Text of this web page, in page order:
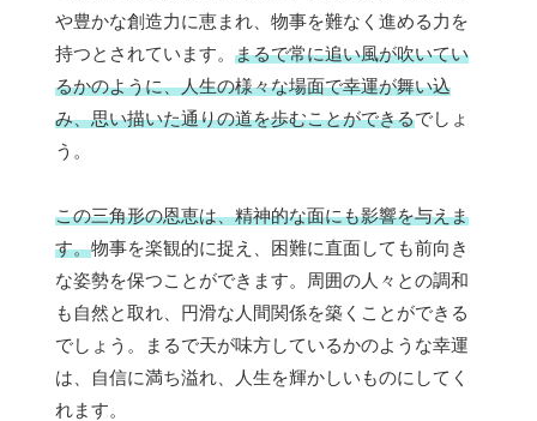
や豊かな創造力に恵まれ、物事を難なく進める力を
持つとされています。 まるで常に追い風が吹いてい
るかのように、人生の様々な場面で幸運が舞い込
み、思い描いた通りの道を歩むことができるでしょ
う。
この三角形の恩恵は、精神的な面にも影響を与えま
す。物事を楽観的に捉え、困難に直面しても前向き
な姿勢を保つことができます。周囲の人々との調和
も自然と取れ、円滑な人間関係を築くことができる
でしょう。まるで天が味方しているかのような幸運
は、自信に満ち溢れ、人生を輝かしいものにしてく
れます。